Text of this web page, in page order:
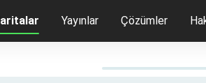
Yayınlar Çözümler